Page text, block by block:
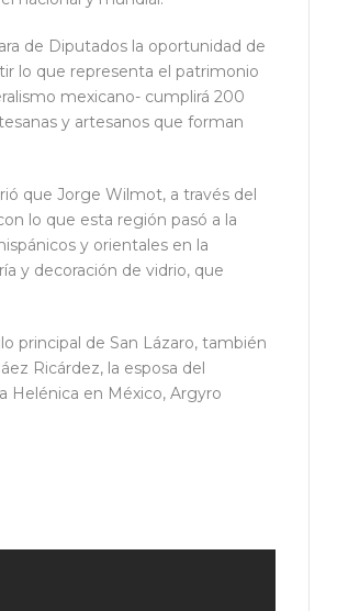
de Diputados la oportunidad de
lo que representa el patrimonio
mexicano- cumplirá 200
y artesanos que forman
que Jorge Wilmot, a través del
lo que esta región pasó a la
y orientales en la
y decoración de vidrio, que
principal de San Lázaro, también
Ricárdez, la esposa del
Helénica en México, Argyro